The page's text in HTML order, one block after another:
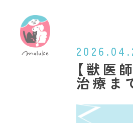
【獣医
治療ま